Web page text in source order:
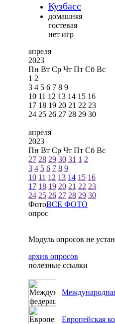
Кузбасс
домашняя
гостевая
нет игр
апреля
2023
Пн Вт Ср Чт Пт Сб Вс
1 2
3 4 5 6 7 8 9
10 11 12 13 14 15 16
17 18 19 20 21 22 23
24 25 26 27 28 29 30
апреля
2023
Пн Вт Ср Чт Пт Сб Вс
27 28 29 30 31 1 2
3 4 5 6 7 8 9
10 11 12 13 14 15 16
17 18 19 20 21 22 23
24 25 26 27 28 29 30
ФотоВСЕ ФОТО
опрос
Модуль опросов не
архив опросов
полезные ссылки
Европейская